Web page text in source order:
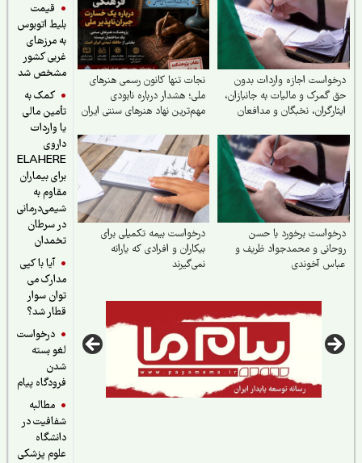
قیمت
بلیط اتوبوس
به مرزهای
غربی کشور
مشخص شد
کمک به
تأمین مالی
یا واردات
داروی
ELAHERE
برای بیماران
مقاوم به
شیمی‌درمانی
در سرطان
تخمدان
آیا با کپی
مدارک می
توان سوار
قطار شد؟
درخواست
لغو بسته
فرودگاه پیام
مطالبه
شفافیت در
دانشگاه
علوم پزشکی
اجازه واردات بدون
و مالیات به جانبازان،
نخبگان و مدافعان
نجات تنها کانون رسمی هنرهای
ملی؛ هشدار درباره نابودی
مهم‌ترین نهاد هنرهای سنتی ایران
برخورد با حسن
و محمدجواد ظریف و
آخوندی
درخواست بیمه تکمیلی برای
بیکاران و افرادی که یارانه
نمی‌گیرند